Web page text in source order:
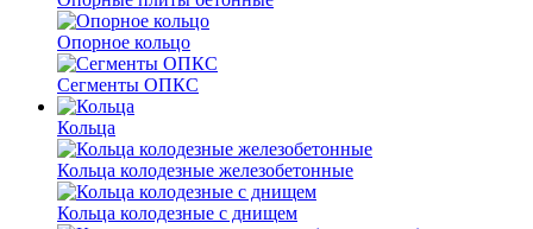
Опорное кольцо
Сегменты ОПКС
Кольца
Кольца колодезные железобетонные
Кольца колодезные с днищем